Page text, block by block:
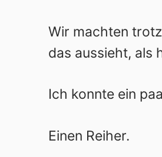
Wir machten
das aussieht, als
Ich konnte ein
Einen Reiher.